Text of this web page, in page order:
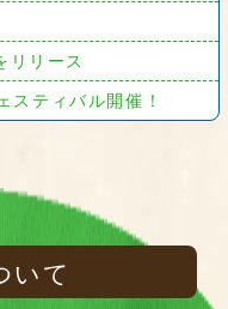
リリース
スティバル開催！
いて